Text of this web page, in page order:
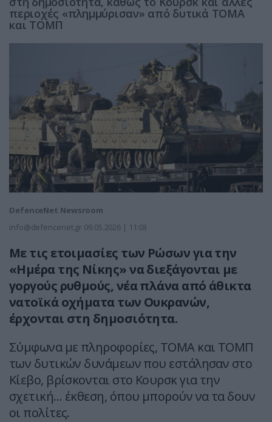
περιοχές «πλημμύρισαν» από δυτικά ΤΟΜΑ
και ΤΟΜΠ
DefenceNet Newsroom
info@defencenet.gr 09.05.2026 | 11:03
Με τις ετοιμασίες των Ρώσων για την
«Ημέρα της Νίκης» να διεξάγονται με
γοργούς ρυθμούς, νέα πλάνα από άθικτα
νατοϊκά οχήματα των Ουκρανών,
έρχονται στη δημοσιότητα.
Σύμφωνα με πληροφορίες, ΤΟΜΑ και ΤΟΜΠ
των δυτικών δυνάμεων που εστάλησαν στο
Κίεβο, βρίσκονται στο Κουρσκ για την
σχετική… έκθεση, όπου μπορούν να τα δουν
οι πολίτες.